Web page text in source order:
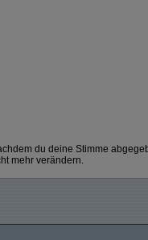
du deine Stimme
mehr verändern.